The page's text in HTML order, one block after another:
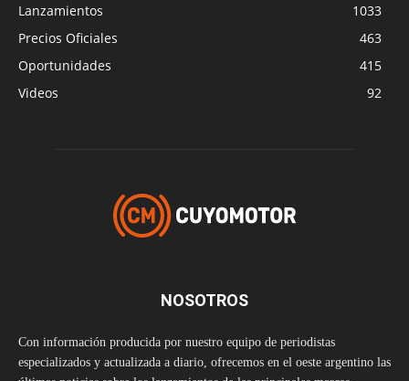
Lanzamientos
1033
Precios Oficiales
463
Oportunidades
415
Videos
92
NOSOTROS
Con información producida por nuestro equipo de periodistas
especializados y actualizada a diario, ofrecemos en el oeste argentino las